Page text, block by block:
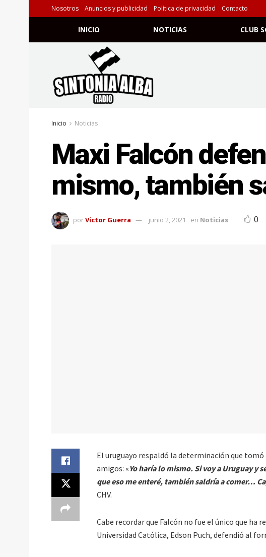
Nosotros Anuncios y publicidad Política de privacidad Contacto
INICIO NOTICIAS CLUB
Inicio Noticias
Maxi Falcón
mismo, también
porVictor Guerra junio 2, 2021 en Noticias 0
El uruguayo respaldó la determinación que
amigos: «Yo haría lo mismo. Si voy a Uruguay y
que eso me enteré, también saldría a comer…
CHV.
Cabe recordar que Falcón no fue el único que ha
Universidad Católica, Edson Puch, defendió al